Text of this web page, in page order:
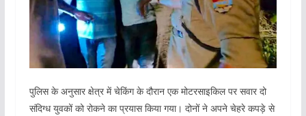
पुलिस के अनुसार क्षेत्र में चेकिंग के दौरान एक मोटरसाइकिल पर सवार दो
संदिग्ध युवकों को रोकने का प्रयास किया गया। दोनों ने अपने चेहरे कपड़े से